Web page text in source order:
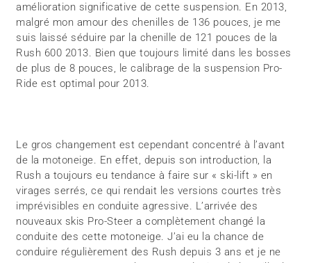
amélioration significative de cette suspension. En 2013,
malgré mon amour des chenilles de 136 pouces, je me
suis laissé séduire par la chenille de 121 pouces de la
Rush 600 2013. Bien que toujours limité dans les bosses
de plus de 8 pouces, le calibrage de la suspension Pro-
Ride est optimal pour 2013.
Le gros changement est cependant concentré à l’avant
de la motoneige. En effet, depuis son introduction, la
Rush a toujours eu tendance à faire sur « ski-lift » en
virages serrés, ce qui rendait les versions courtes très
imprévisibles en conduite agressive. L’arrivée des
nouveaux skis Pro-Steer a complètement changé la
conduite des cette motoneige. J’ai eu la chance de
conduire régulièrement des Rush depuis 3 ans et je ne